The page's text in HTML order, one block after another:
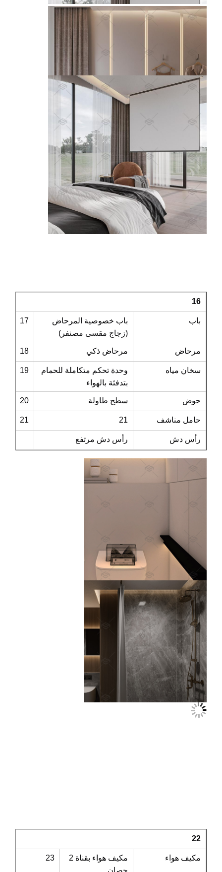
16
باب
باب خصوصية المرحاض
(زجاج مقسى مصنفر)
17
مرحاض مرحاض ذكي 18
سخان مياه
وحدة تحكم متكاملة للحمام
بتدفئة بالهواء
19
حوض سطح طاولة 20
حامل مناشف 21
21
رأس دش رأس دش مرتفع
22
مكيف هواء
مكيف هواء بقناة 2
حصان
23